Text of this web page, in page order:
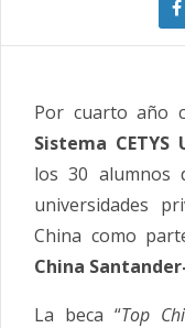
Por cuarto año
Sistema CETYS
los 30 alumnos
universidades
China como
China
La beca “Top